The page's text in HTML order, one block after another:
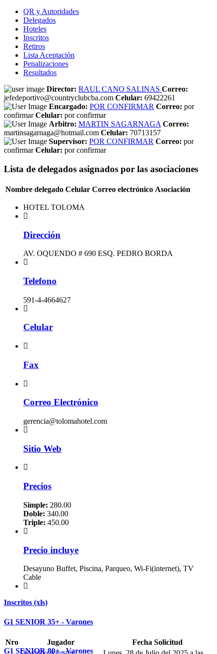
QR y Autoridades
Delegados
Hoteles
Inscritos
Retiros
Lista Aceptación
Penalizaciones
Resultados
Director: RAUL CANO SALINAS Correo:
jefedeportivo@countryclubcba.com Celular: 69422261
Encargado: POR CONFIRMAR Correo: por
confirmar Celular: por confirmar
Arbitro: MARTIN SAGARNAGA Correo:
martinsagarnaga@hotmail.com Celular: 70713157
Supervisor: POR CONFIRMAR Correo: por
confirmar Celular: por confirmar
Lista de delegados asignados por las asociaciones
Nombre delegado Celular Correo electrónico Asociación
HOTEL TOLOMA
Dirección
AV. OQUENDO # 690 ESQ. PEDRO BORDA
Telefono
591-4-4664627
Celular
Fax
Correo Electrónico
gerencia@tolomahotel.com
Sitio Web
Precios
Simple: 280.00
Doble: 340.00
Triple: 450.00
Precio incluye
Desayuno Buffet, Piscina, Parqueo, Wi-Fi(internet), TV
Cable
Inscritos (xls)
G1 SENIOR 35+ - Varones
Nro Jugador
Fecha Solicitud
G1 SENIOR 80+ - Varones